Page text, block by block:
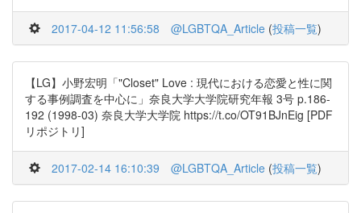
2017-04-12 11:56:58 @LGBTQA_Article (投稿一覧)
【LG】小野宏明「"Closet" Love : 現代における恋愛と性に関
する事例調査を中心に」奈良大学大学院研究年報 3号 p.186-
192 (1998-03) 奈良大学大学院 https://t.co/OT91BJnEig [PDF
リポジトリ]
2017-02-14 16:10:39 @LGBTQA_Article (投稿一覧)